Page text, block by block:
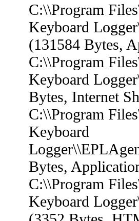
C:\\Program
Keyboard
(131584 Bytes,
C:\\Program
Keyboard
Bytes, Internet
C:\\Program
Keyboard
Bytes,
C:\\Program
Keyboard